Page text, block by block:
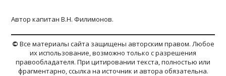
Автор капитан В.Н. Филимонов.
© Все материалы сайта защищены авторским правом. Любое
их использование, возможно только с разрешения
правообладателя. При цитировании текста, полностью или
фрагментарно, ссылка на источник и автора обязательна.